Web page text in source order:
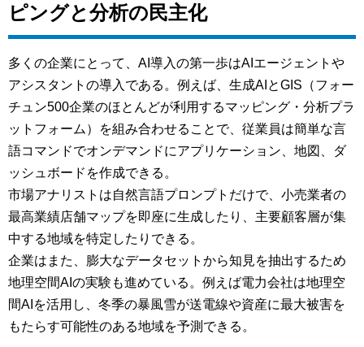
ピングと分析の民主化
多くの企業にとって、AI導入の第一歩はAIエージェントや
アシスタントの導入である。例えば、生成AIとGIS（フォー
チュン500企業のほとんどが利用するマッピング・分析プラ
ットフォーム）を組み合わせることで、従業員は簡単な言
語コマンドでオンデマンドにアプリケーション、地図、ダ
ッシュボードを作成できる。
市場アナリストは自然言語プロンプトだけで、小売業者の
最高業績店舗マップを即座に生成したり、主要顧客層が集
中する地域を特定したりできる。
企業はまた、膨大なデータセットから知見を抽出するため
地理空間AIの実験も進めている。例えば電力会社は地理空
間AIを活用し、冬季の暴風雪が送電線や資産に最大被害を
もたらす可能性のある地域を予測できる。